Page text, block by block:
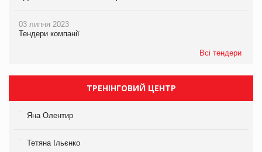
03 липня 2023
Тендери компанії
Всі тендери
ТРЕНІНГОВИЙ ЦЕНТР
Яна Олентир
Тетяна Ільєнко